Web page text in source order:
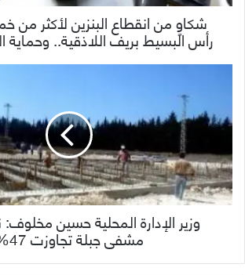
شكاوٍ من انقطاع البنزين لأكثر من
رأس البسيط بريف اللاذقية.. وحماية
وزير الإدارة المحلية حسين
مشفى جبلة تجاوزت 47%